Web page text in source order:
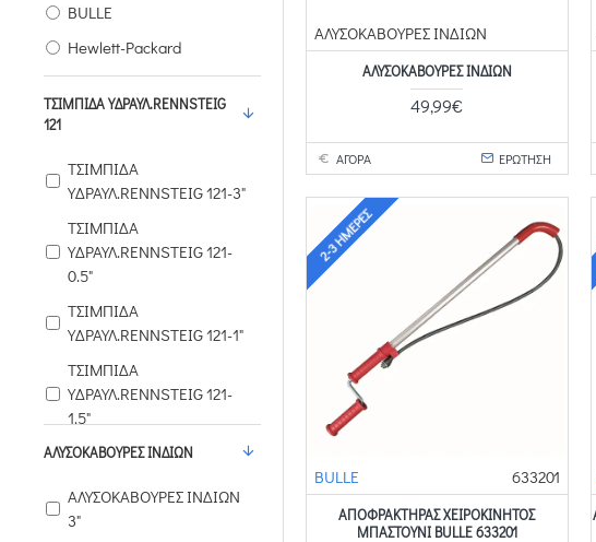
BULLE
Hewlett-Packard
ΤΣΙΜΠΙΔΑ ΥΔΡΑΥΛ.RENNSTEIG
121
ΤΣΙΜΠΙΔΑ
ΥΔΡΑΥΛ.RENNSTEIG 121-3"
ΤΣΙΜΠΙΔΑ
ΥΔΡΑΥΛ.RENNSTEIG 121-
0.5"
ΤΣΙΜΠΙΔΑ
ΥΔΡΑΥΛ.RENNSTEIG 121-1"
ΤΣΙΜΠΙΔΑ
ΥΔΡΑΥΛ.RENNSTEIG 121-
1.5"
ΤΣΙΜΠΙΔΑ
ΑΛΥΣΟΚΑΒΟΥΡΕΣ ΙΝΔΙΩΝ
ΑΛΥΣΟΚΑΒΟΥΡΕΣ ΙΝΔΙΩΝ
3"
ΑΛΥΣΟΚΑΒΟΥΡΕΣ ΙΝΔΙΩΝ
ΑΛΥΣΟΚΑΒΟΥΡΕΣ ΙΝΔΙΩΝ
49,99€
ΑΓΟΡΑ ΕΡΩΤΗΣΗ
2-3 ΗΜΈΡΕΣ
BULLE 633201
ΑΠΟΦΡΑΚΤΉΡΑΣ ΧΕΙΡΟΚΊΝΗΤΟΣ
ΜΠΑΣΤΟΎΝΙ BULLE 633201